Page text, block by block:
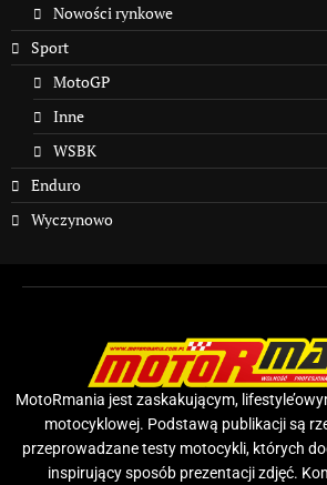
Nowości rynkowe
Sport
MotoGP
Inne
WSBK
Enduro
Wyczynowo
MotoRmania jest zaskakującym,
motocyklowej. Podstawą publikacji są
przeprowadzane testy motocykli, których
inspirujący sposób prezentacji zdjęć.